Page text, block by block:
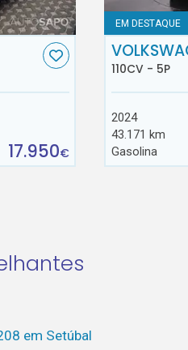
17.950€
EM DESTAQUE
110CV - 5P
2024
43.171 km
Gasolina
em Setúbal